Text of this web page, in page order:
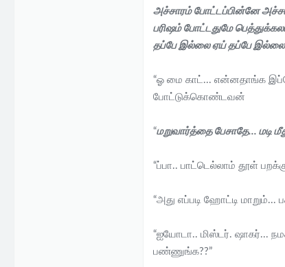
அச்சாரம் போட்டப்பின்னே
பரிஷம் போட்டதுமே
தப்பே இல்லை ஏய் தப்பே
“ஓ மை காட்... என்னதாங்க
போட்டுக்கொண்டவன்
“மறுவார்த்தை பேசாதே... மடி
“ப்பா.. பாட்டெல்லாம் தூள்
“அது எப்படி ஹோட்டி
“ஐயோடா.. மிஸ்டர். ஷாகர்...
பண்ணுங்க??”